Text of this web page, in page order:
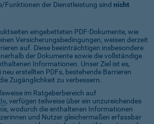
Funktionen der Dienstleistung sind nicht
eingebetteten PDF-Dokumente, wie
Versicherungsbedingungen, weisen derzeit
auf. Diese beeinträchtigen insbesondere
der Dokumente sowie die vollständige
Informationen. Unser Ziel ist es,
neu erstellten PDFs, bestehende Barrieren
Zugänglichkeit zu verbessern.
im Ratgeberbereich auf
, verfügen teilweise über ein unzureichendes
wodurch die enthaltenen Informationen
und Nutzer gleichermaßen erfassbar